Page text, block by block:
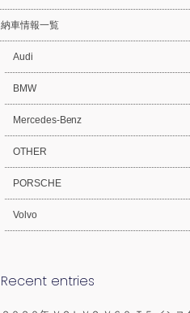
納車情報一覧
Audi
BMW
Mercedes-Benz
OTHER
PORSCHE
Volvo
Recent entries